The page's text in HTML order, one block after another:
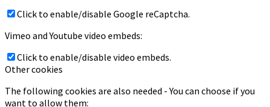
Click to enable/disable Google reCaptcha.
Vimeo and Youtube video embeds:
Click to enable/disable video embeds.
Other cookies
The following cookies are also needed - You can choose if you
want to allow them: